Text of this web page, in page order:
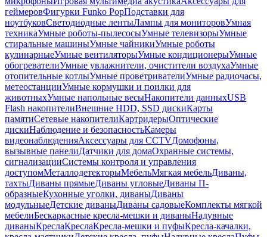
геймеровФигурки Funko PopПодставки для
ноутбуковСветодиодные лентыЛампы для мониторовУмная
техникаУмные роботы-пылесосыУмные телевизорыУмные
стиральные машиныУмные чайникиУмные роботы
кулинарныеУмные вентиляторыУмные кондиционерыУмные
обогревателиУмные увлажнители, очистители воздухаУмные
отопительные котлыУмные проветривателиУмные радиочасы,
метеостанцииУмные кормушки и поилки для
животныхУмные напольные весыНакопители данныхUSB
Flash накопителиВнешние HDD, SSD дискиКарты
памятиСетевые накопителиКартридерыОптические
дискиНаблюдение и безопасностьКамеры
видеонаблюденияАксессуары для CCTVДомофоны,
вызывные панелиДатчики для домаОхранные системы,
сигнализацииСистемы контроля и управления
доступомМеталлодетекторыМебельМягкая мебельДиваны,
тахтыДиваны прямыеДиваны угловыеДиваны П-
образныеКухонные уголки, диваныДиваны
модульныеДетские диваныДиваны садовыеКомплекты мягкой
мебелиБескаркасные кресла-мешки и диваныНадувные
диваныКреслаКреслаКресла-мешки и пуфыКресла-качалки,